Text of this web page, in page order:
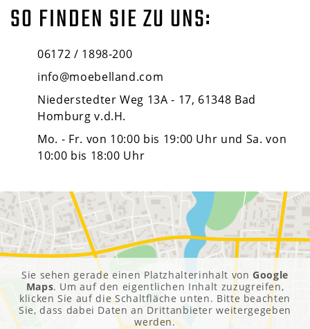
SO FINDEN SIE ZU UNS:
06172 / 1898-200
info@moebelland.com
Niederstedter Weg 13A - 17, 61348 Bad
Homburg v.d.H.
Mo. - Fr. von 10:00 bis 19:00 Uhr und Sa. von
10:00 bis 18:00 Uhr
Sie sehen gerade einen Platzhalterinhalt vonGoogle
Maps. Um auf den eigentlichen Inhalt zuzugreifen,
klicken Sie auf die Schaltfläche unten. Bitte beachten
Sie, dass dabei Daten an Drittanbieter weitergegeben
werden.